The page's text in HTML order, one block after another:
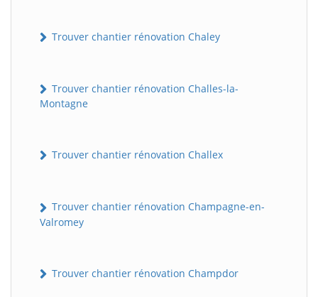
Trouver chantier rénovation Chaley
Trouver chantier rénovation Challes-la-
Montagne
Trouver chantier rénovation Challex
Trouver chantier rénovation Champagne-en-
Valromey
Trouver chantier rénovation Champdor